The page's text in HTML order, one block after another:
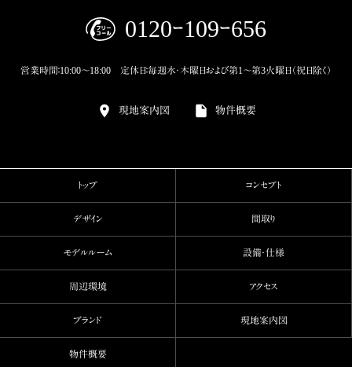
0120ｰ109ｰ656
営業時間：10:00～18:00 定休日：毎週水・木曜日および第1～第3火曜日（祝日除く）
現地案内図 物件概要
トップ コンセプト
デザイン 間取り
モデルルーム 設備・仕様
周辺環境 アクセス
ブランド 現地案内図
物件概要